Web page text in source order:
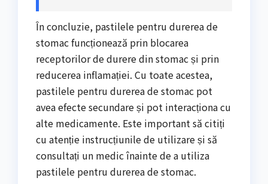
În concluzie, pastilele pentru durerea de
stomac funcționează prin blocarea
receptorilor de durere din stomac și prin
reducerea inflamației. Cu toate acestea,
pastilele pentru durerea de stomac pot
avea efecte secundare și pot interacționa cu
alte medicamente. Este important să citiți
cu atenție instrucțiunile de utilizare și să
consultați un medic înainte de a utiliza
pastilele pentru durerea de stomac.